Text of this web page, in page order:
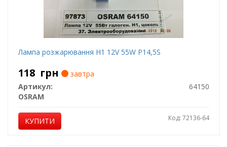
Лампа розжарювання H1 12V 55W P14,5S
118 грн
завтра
Артикул:
64150
OSRAM
КУПИТИ Код: 72136-64